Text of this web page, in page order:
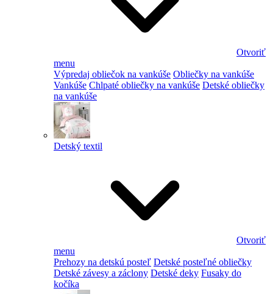
Otvoriť
menu
Výpredaj obliečok na vankúše Obliečky na vankúše
Vankúše Chlpaté obliečky na vankúše Detské obliečky
na vankúše
Detský textil
Otvoriť
menu
Prehozy na detskú posteľ Detské posteľné obliečky
Detské závesy a záclony Detské deky Fusaky do
kočíka